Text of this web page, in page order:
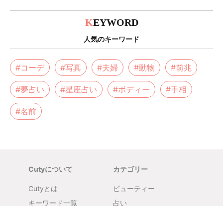
KEYWORD
人気のキーワード
#コーデ #写真 #夫婦 #動物 #前兆
#夢占い #星座占い #ボディー #手相
#名前
Cutyについて
Cutyとは
キーワード一覧
カテゴリー
ビューティー
占い